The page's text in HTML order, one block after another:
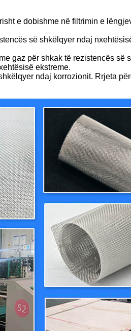
e dobishme në filtrimin e
së shkëlqyer ndaj
gaz për shkak të rezistencës së
ekstreme.
ndaj korrozionit. Rrjeta